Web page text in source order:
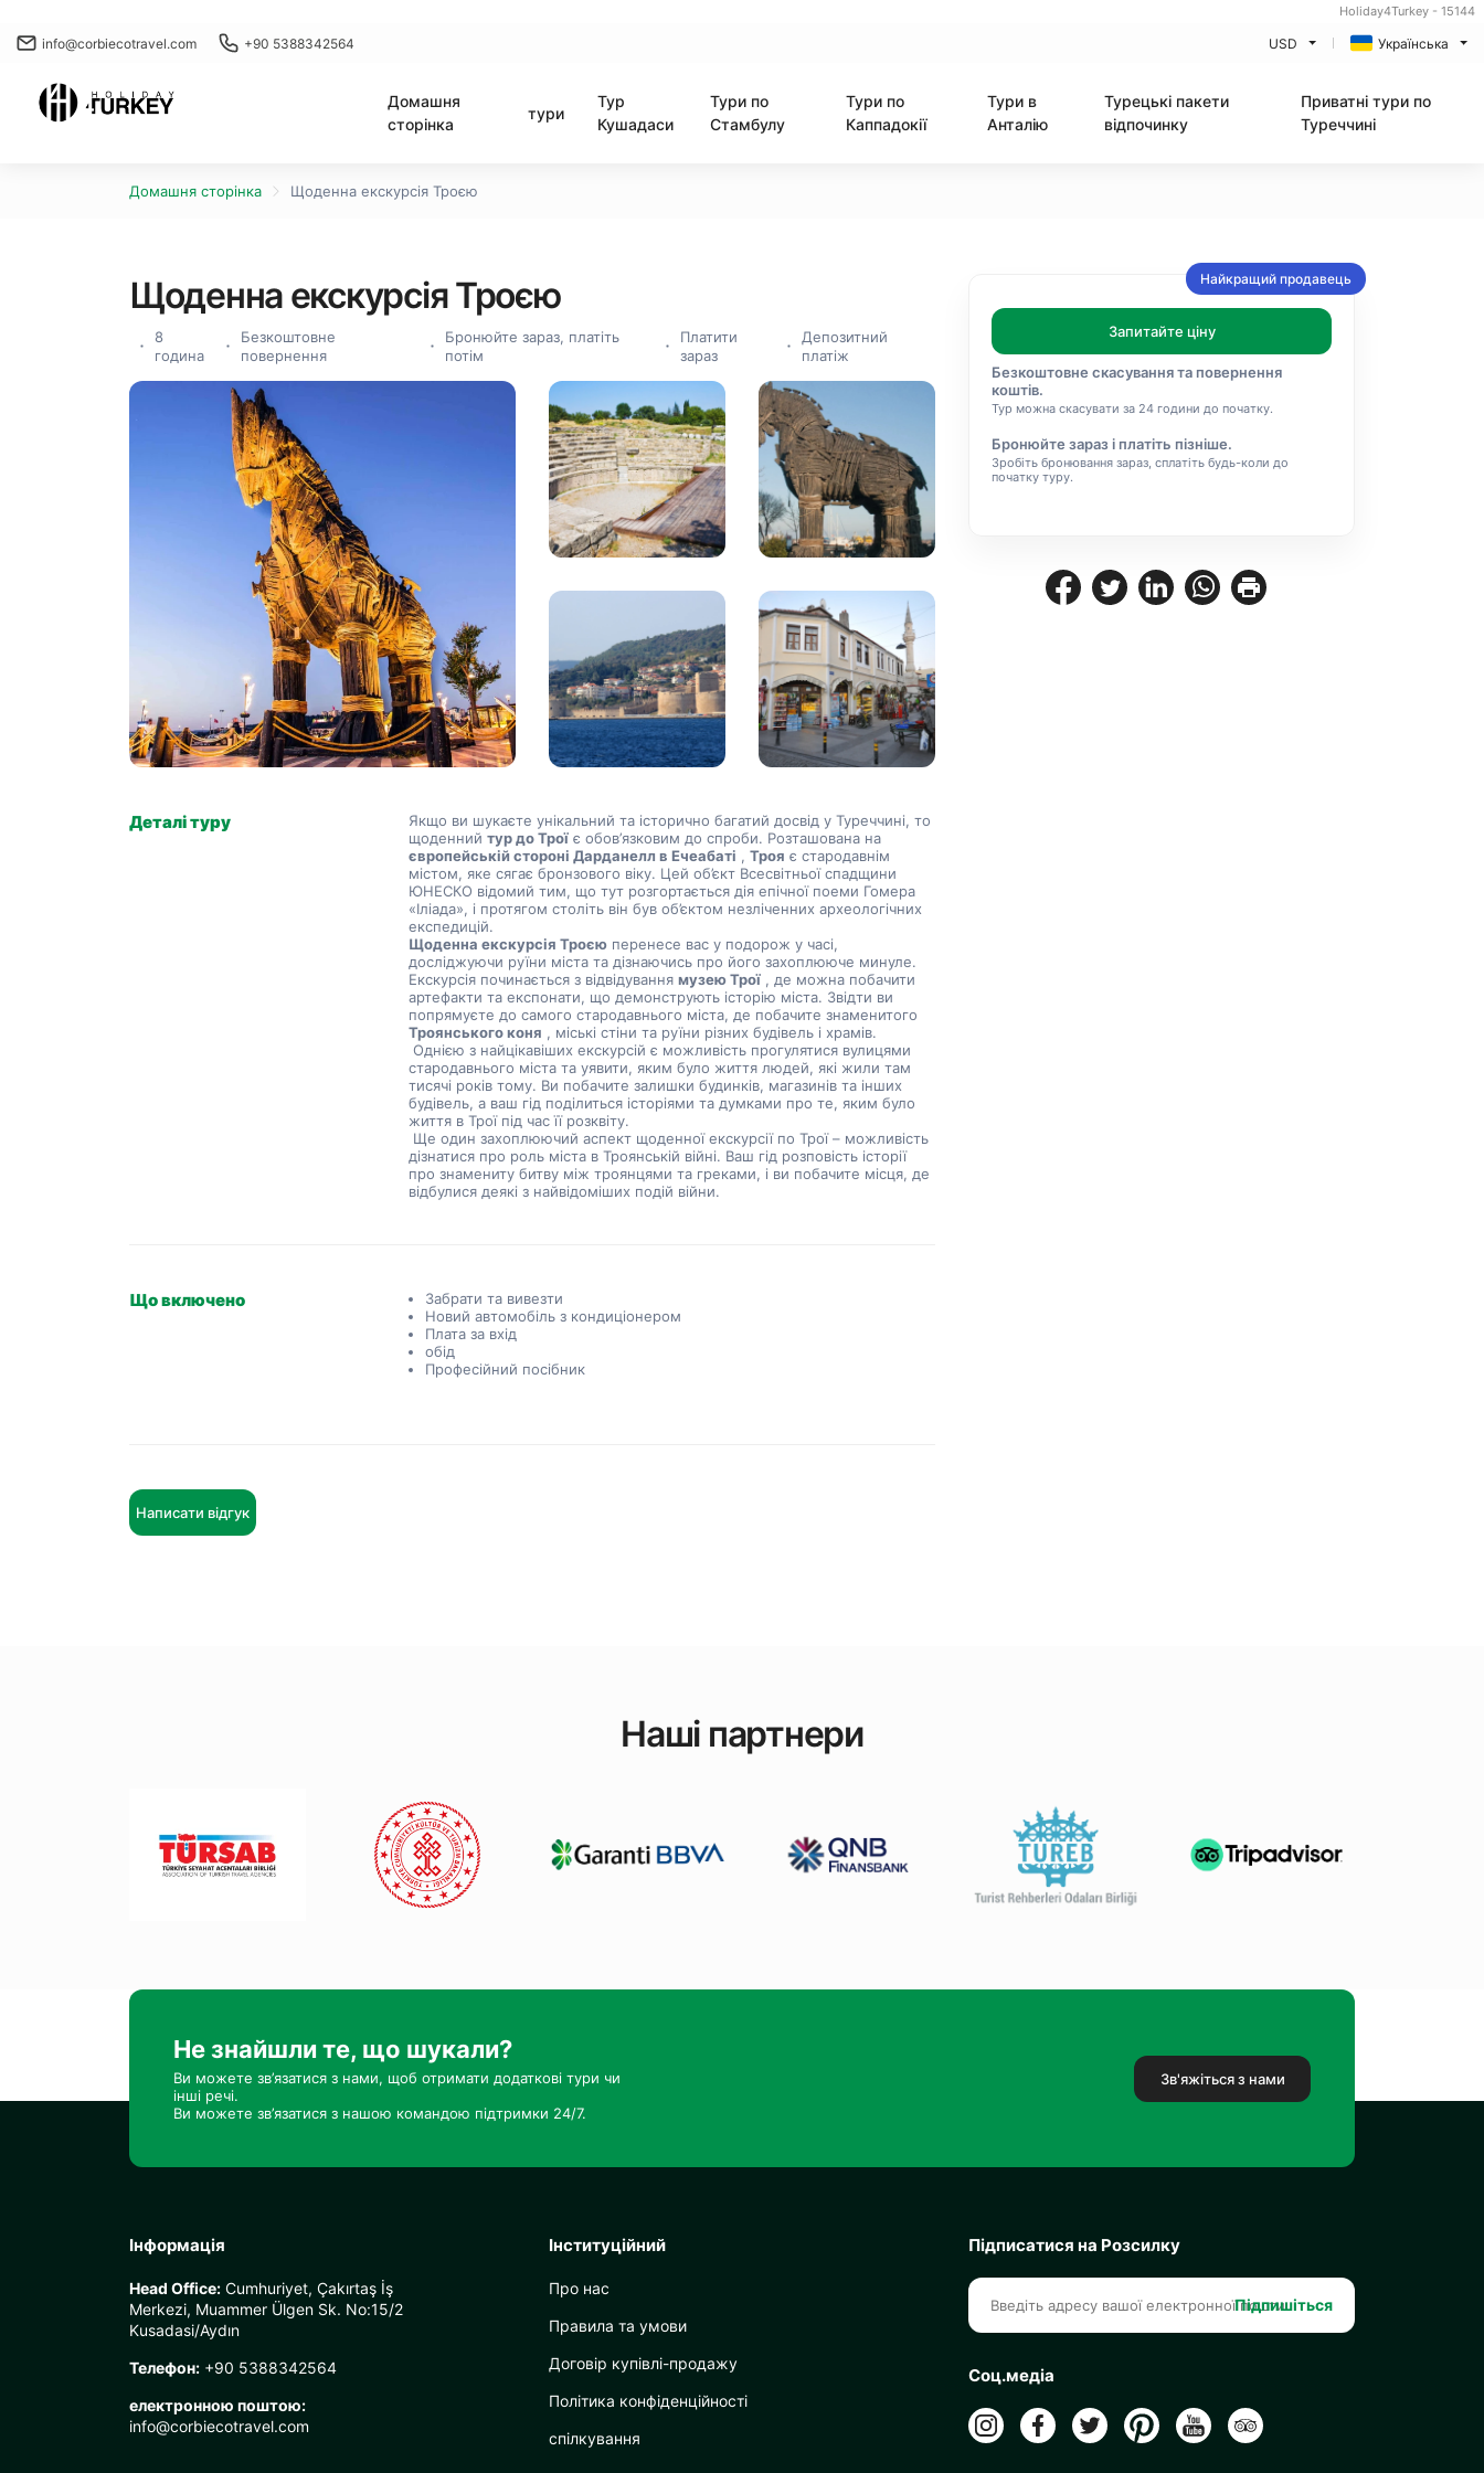
Holiday4Turkey - 15144
info@corbiecotravel.com +90 5388342564 USD Українська
Домашня
сторінка
тури
Тур
Кушадаси
Тури по
Стамбулу
Тури по
Каппадокії
Тури в
Анталію
Турецькі пакети
відпочинку
Приватні тури по
Туреччині
Домашня сторінка Щоденна екскурсія Троєю
Щоденна екскурсія Троєю
8
година
Безкоштовне
повернення
Бронюйте зараз, платіть
потім
Платити
зараз
Депозитний
платіж
Деталі туру
Якщо ви шукаєте унікальний та історично багатий досвід у Туреччині, то
щоденний тур до Трої
європейській стороні Дарданелл в Ечеабаті , Троя є стародавнім
містом, яке сягає бронзового віку. Цей об’єкт Всесвітньої спадщини
ЮНЕСКО відомий тим, що тут розгортається дія епічної поеми Гомера
«Іліада», і протягом століть він був об’єктом незліченних археологічних
експедицій.
Щоденна екскурсія Троєю перенесе вас у подорож у часі,
досліджуючи руїни міста та дізнаючись про його захоплююче минуле.
Екскурсія починається з відвідування музею Трої , де можна побачити
артефакти та експонати, що демонструють історію міста. Звідти ви
Троянського коня , міські стіни та руїни різних будівель і храмів.
Однією з найцікавіших екскурсій є можливість прогулятися вулицями
стародавнього міста та уявити, яким було життя людей, які жили там
тисячі років тому. Ви побачите залишки будинків, магазинів та інших
будівель, а ваш гід поділиться історіями та думками про те, яким було
життя в Трої під час її розквіту.
дізнатися про роль міста в Троянській війні. Ваш гід розповість історії
про знамениту битву між троянцями та греками, і ви побачите місця, де
відбулися деякі з найвідоміших подій війни.
Що включено
Забрати та вивезти
Новий автомобіль з кондиціонером
Плата за вхід
обід
Професійний посібник
Написати відгук
Найкращий продавець
Запитайте ціну
Безкоштовне скасування та повернення
коштів.
Тур можна скасувати за 24 години до початку.
Бронюйте зараз і платіть пізніше.
Зробіть бронювання зараз, сплатіть будь-коли до
початку туру.
Наші партнери
Не знайшли те, що шукали?
Ви можете зв’язатися з нами, щоб отримати додаткові тури чи
інші речі.
Ви можете зв’язатися з нашою командою підтримки 24/7.
Зв'яжіться з нами
Інформація
Head Office: Cumhuriyet, Çakırtaş İş
Merkezi, Muammer Ülgen Sk. No:15/2
Kusadasi/Aydın
Телефон: +90 5388342564
електронною поштою:
info@corbiecotravel.com
Інституційний
Про нас
Правила та умови
Договір купівлі-продажу
Політика конфіденційності
спілкування
Підписатися на Розсилку
Підпишіться
Соц.медіа